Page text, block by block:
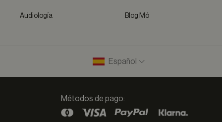
Audiología Blog Mó
Español
Métodos de pago: